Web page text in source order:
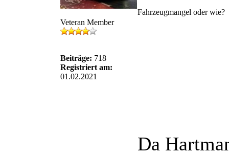
Veteran Member
Beiträge: 718
Registriert am:
01.02.2021
Fahrzeugmangel oder wie?
Da